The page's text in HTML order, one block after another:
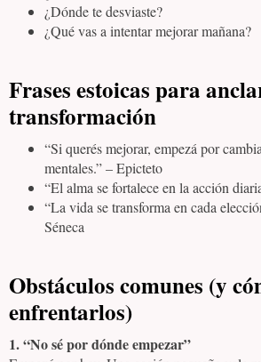
¿Dónde te desviaste?
¿Qué vas a intentar mejorar mañana?
Frases estoicas para
transformación
“Si querés mejorar, empezá por
mentales.” – Epicteto
“El alma se fortalece en la acción
“La vida se transforma en cada
Séneca
Obstáculos comunes (y
enfrentarlos)
1. “No sé por dónde empezar”